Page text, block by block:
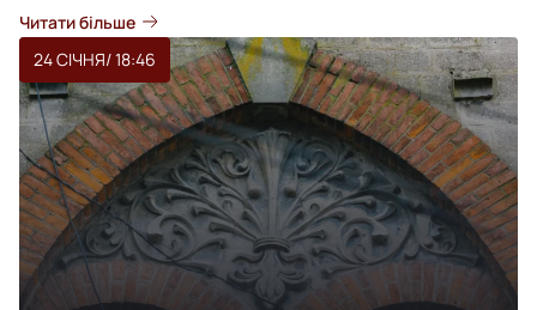
Читати більше
24 СІЧНЯ/ 18:46